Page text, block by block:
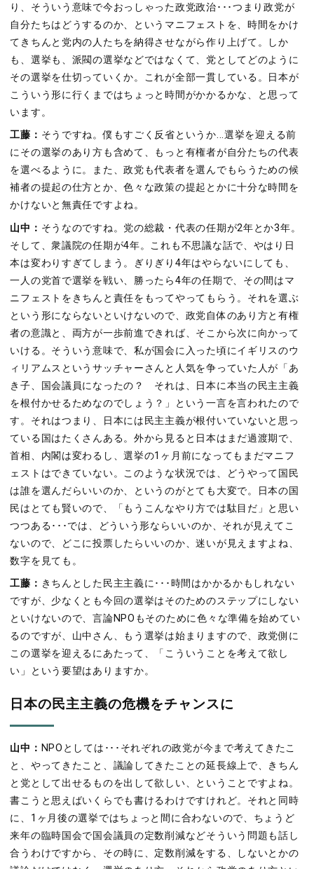
り、そういう意味で今おっしゃった政党政治･･･つまり政党が
自分たちはどうするのか、というマニフェストを、時間をかけ
てきちんと党内の人たちを納得させながら作り上げて。しか
も、選挙も、派閥の選挙などではなくて、党としてどのように
その選挙を仕切っていくか。これが全部一貫している。日本が
こういう形に行くまではちょっと時間がかかるかな、と思って
います。
工藤： そうですね。僕もすごく反省というか...選挙を迎える前
にその選挙のあり方も含めて、もっと有権者が自分たちの代表
を選べるように。また、政党も代表者を選んでもらうための候
補者の提起の仕方とか、色々な政策の提起とかに十分な時間を
かけないと無責任ですよね。
山中： そうなのですね。党の総裁・代表の任期が2年とか3年。
そして、衆議院の任期が4年。これも不思議な話で、やはり日
本は変わりすぎてしまう。ぎりぎり4年はやらないにしても、
一人の党首で選挙を戦い、勝ったら4年の任期で、その間はマ
ニフェストをきちんと責任をもってやってもらう。それを選ぶ
という形にならないといけないので、政党自体のあり方と有権
者の意識と、両方が一歩前進できれば、そこから次に向かって
いける。そういう意味で、私が国会に入った頃にイギリスのウ
ィリアムスというサッチャーさんと人気を争っていた人が「あ
き子、国会議員になったの？ それは、日本に本当の民主主義
を根付かせるためなのでしょう？」という一言を言われたので
す。それはつまり、日本には民主主義が根付いていないと思っ
ている国はたくさんある。外から見ると日本はまだ過渡期で、
首相、内閣は変わるし、選挙の1ヶ月前になってもまだマニフ
ェストはできていない。このような状況では、どうやって国民
は誰を選んだらいいのか、というのがとても大変で。日本の国
民はとても賢いので、「もうこんなやり方では駄目だ」と思い
つつある･･･では、どういう形ならいいのか、それが見えてこ
ないので、どこに投票したらいいのか、迷いが見えますよね、
数字を見ても。
工藤： きちんとした民主主義に･･･時間はかかるかもしれない
ですが、少なくとも今回の選挙はそのためのステップにしない
といけないので、言論NPOもそのために色々な準備を始めてい
るのですが、山中さん、もう選挙は始まりますので、政党側に
この選挙を迎えるにあたって、「こういうことを考えて欲し
い」という要望はありますか。
日本の民主主義の危機をチャンスに
山中： NPOとしては･･･それぞれの政党が今まで考えてきたこ
と、やってきたこと、議論してきたことの延長線上で、きちん
と党として出せるものを出して欲しい、ということですよね。
書こうと思えばいくらでも書けるわけですけれど。それと同時
に、1ヶ月後の選挙ではちょっと間に合わないので、ちょうど
来年の臨時国会で国会議員の定数削減などそういう問題も話し
合うわけですから、その時に、定数削減をする、しないとかの